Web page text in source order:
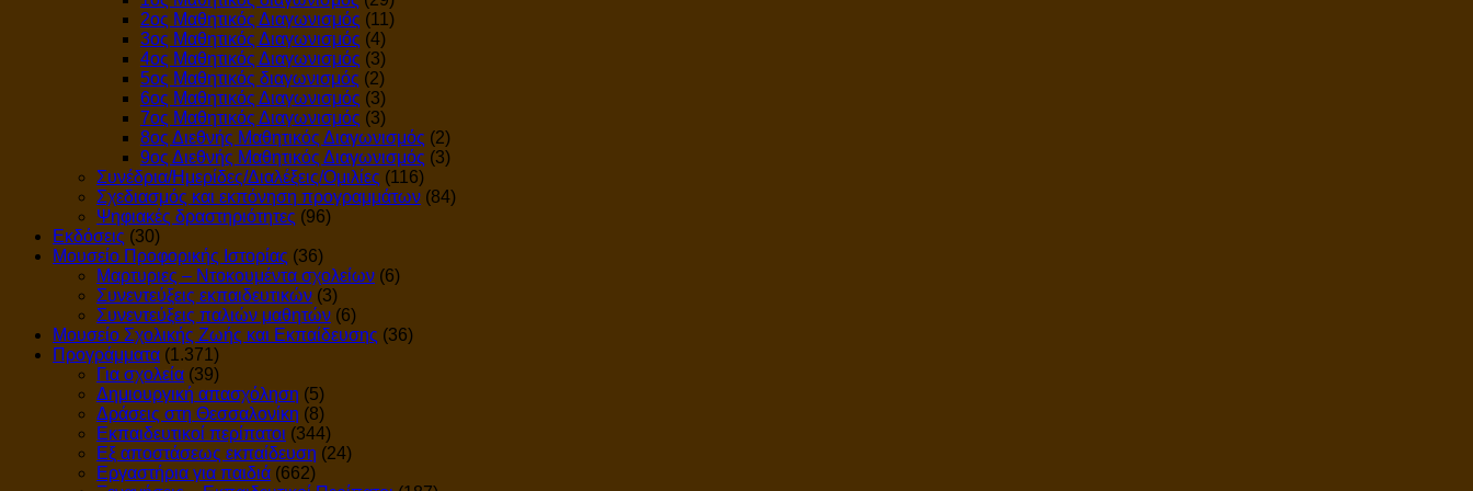
2ος Μαθητικός Διαγωνισμός (11)
3ος Μαθητικός Διαγωνισμός (4)
4ος Μαθητικός Διαγωνισμός (3)
5ος Μαθητικός διαγωνισμός (2)
6ος Μαθητικός Διαγωνισμός (3)
7ος Μαθητικός Διαγωνισμός (3)
8ος Διεθνής Μαθητικός Διαγωνισμός (2)
9ος Διεθνής Μαθητικός Διαγωνισμός (3)
Συνέδρια/Ημερίδες/Διαλέξεις/Ομιλίες (116)
Σχεδιασμός και εκπόνηση προγραμμάτων (84)
Ψηφιακές δραστηριότητες (96)
Εκδόσεις (30)
Μουσείο Προφορικής Ιστορίας (36)
Μαρτυριες – Ντοκουμέντα σχολείων (6)
Συνεντεύξεις εκπαιδευτικών (3)
Συνεντεύξεις παλιών μαθητών (6)
Μουσείο Σχολικής Ζωής και Εκπαίδευσης (36)
Προγράμματα (1.371)
Για σχολεία (39)
Δημιουργική απασχόληση (5)
Δράσεις στη Θεσσαλονίκη (8)
Εκπαιδευτικοί περίπατοι (344)
Εξ αποστάσεως εκπαίδευση (24)
Εργαστήρια για παιδιά (662)